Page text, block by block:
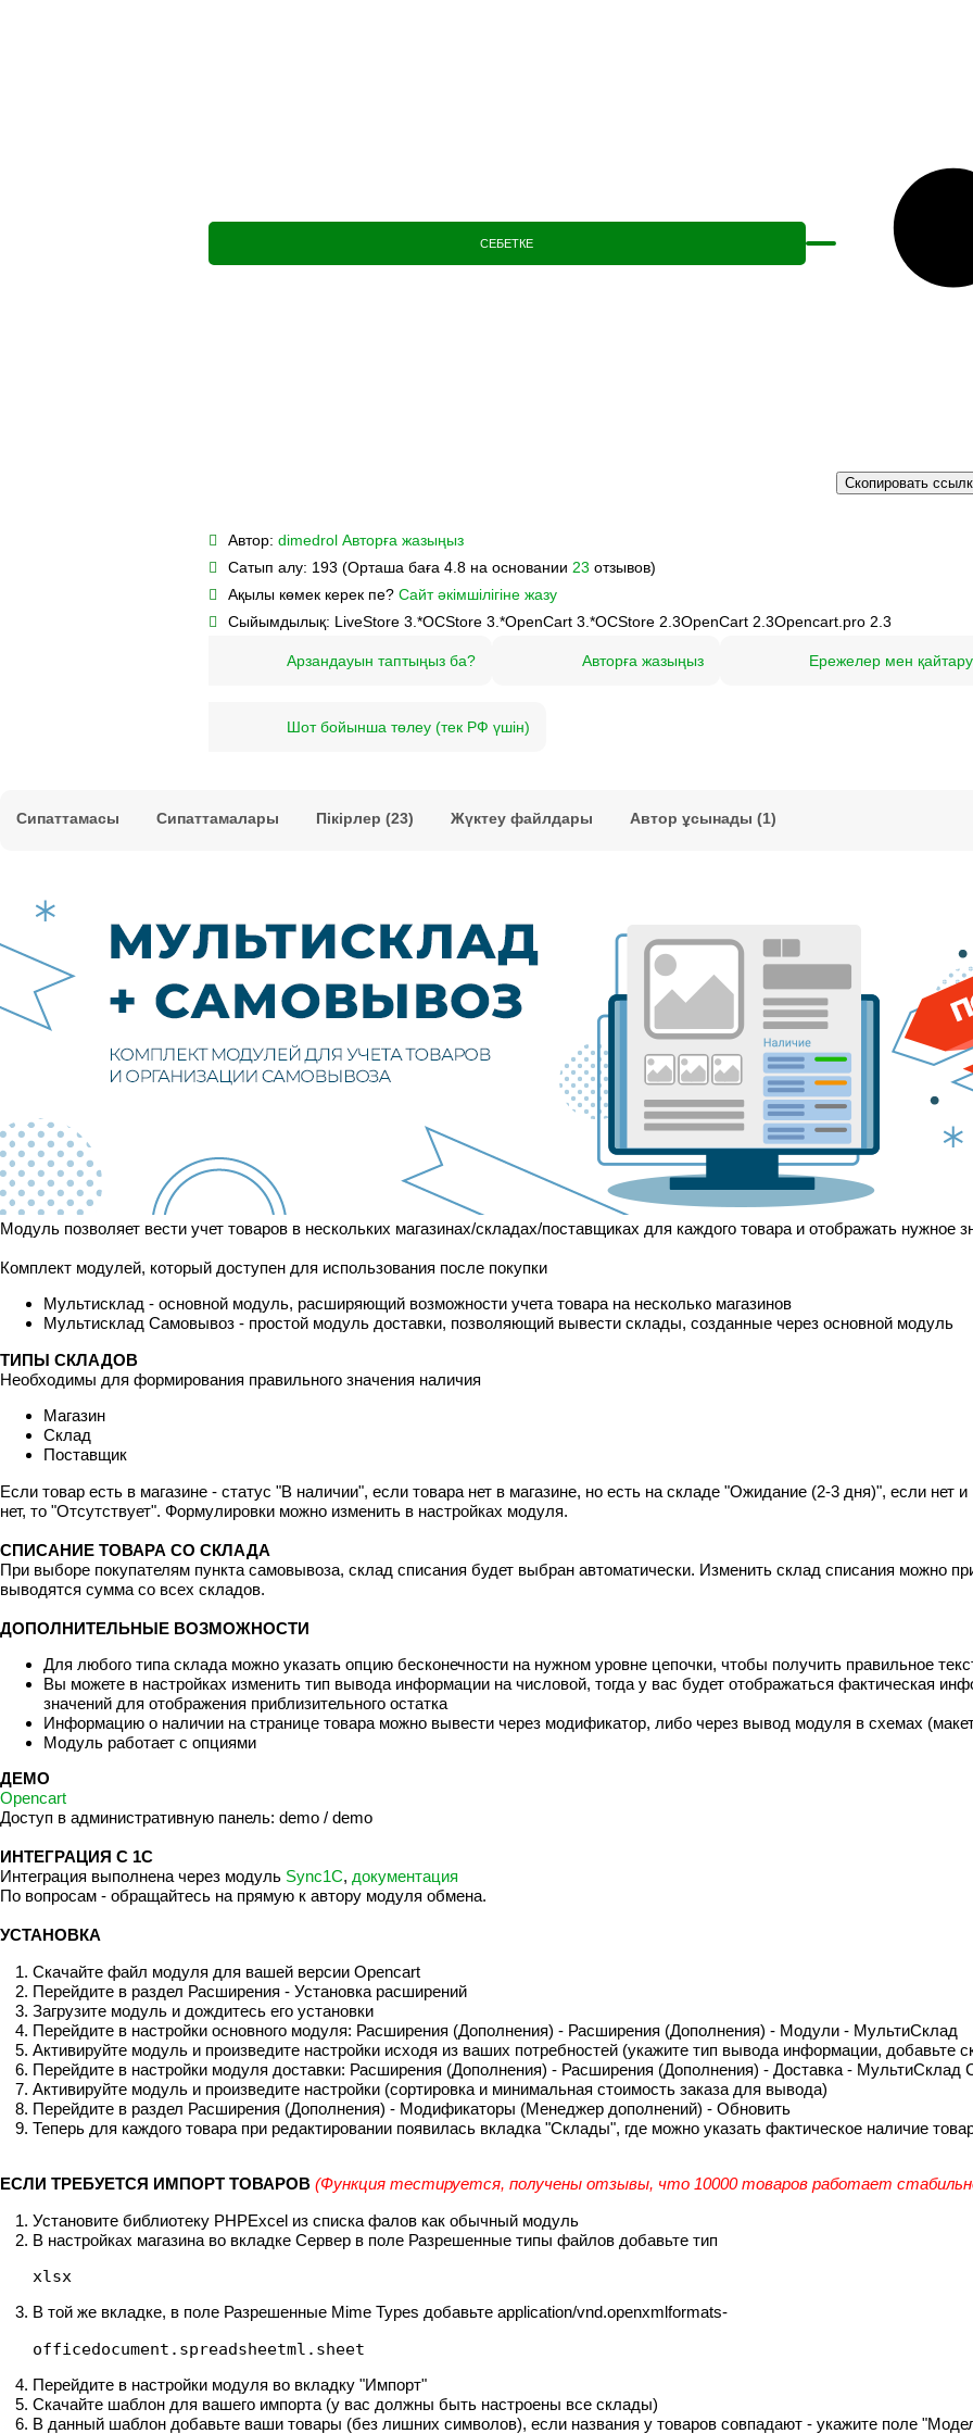
СЕБЕТКЕ
Скопировать
Автор: dimedrol Авторға жазыңыз
Сатып алу: 193 (Орташа баға 4.8 на основании 23 отзывов)
Ақылы көмек керек пе? Сайт әкімшілігіне жазу
Сыйымдылық: LiveStore 3.*OCStore 3.*OpenCart 3.*OCStore 2.3OpenCart 2.3Opencart.pro 2.3
Арзандауын таптыңыз ба? Авторға жазыңыз Ережелер мен
Шот бойынша төлеу (тек РФ үшін)
Сипаттамасы Сипаттамалары Пікірлер (23) Жүктеу файлдары Автор ұсынады (1)
Модуль позволяет вести учет товаров в нескольких магазинах/складах/поставщиках для каждого товара и отображать нужное
Комплект модулей, который доступен для использования после покупки
Мультисклад - основной модуль, расширяющий возможности учета товара на несколько магазинов
Мультисклад Самовывоз - простой модуль доставки, позволяющий вывести склады, созданные через основной модуль
ТИПЫ СКЛАДОВ
Необходимы для формирования правильного значения наличия
Магазин
Склад
Поставщик
Если товар есть в магазине - статус "В наличии", если товара нет в магазине, но есть на складе "Ожидание (2-3 дня)", если нет
нет, то "Отсутствует". Формулировки можно изменить в настройках модуля.
СПИСАНИЕ ТОВАРА СО СКЛАДА
При выборе покупателям пункта самовывоза, склад списания будет выбран автоматически. Изменить склад списания можно
выводятся сумма со всех складов.
ДОПОЛНИТЕЛЬНЫЕ ВОЗМОЖНОСТИ
Для любого типа склада можно указать опцию бесконечности на нужном уровне цепочки, чтобы получить правильное
Вы можете в настройках изменить тип вывода информации на числовой, тогда у вас будет отображаться фактическая
значений для отображения приблизительного остатка
Информацию о наличии на странице товара можно вывести через модификатор, либо через вывод модуля в схемах
Модуль работает с опциями
ДЕМО
Opencart
Доступ в административную панель: demo / demo
ИНТЕГРАЦИЯ С 1C
Интеграция выполнена через модуль Sync1C, документация
По вопросам - обращайтесь на прямую к автору модуля обмена.
УСТАНОВКА
Скачайте файл модуля для вашей версии Opencart
Перейдите в раздел Расширения - Установка расширений
Загрузите модуль и дождитесь его установки
Перейдите в настройки основного модуля: Расширения (Дополнения) - Расширения (Дополнения) - Модули - МультиСклад
Активируйте модуль и произведите настройки исходя из ваших потребностей (укажите тип вывода информации, добавьте
Перейдите в настройки модуля доставки: Расширения (Дополнения) - Расширения (Дополнения) - Доставка - МультиСклад
Активируйте модуль и произведите настройки (сортировка и минимальная стоимость заказа для вывода)
Перейдите в раздел Расширения (Дополнения) - Модификаторы (Менеджер дополнений) - Обновить
Теперь для каждого товара при редактировании появилась вкладка "Склады", где можно указать фактическое наличие
ЕСЛИ ТРЕБУЕТСЯ ИМПОРТ ТОВАРОВ (Функция тестируется, получены отзывы, что 10000 товаров работает
Установите библиотеку PHPExcel из списка фалов как обычный модуль
В настройках магазина во вкладке Сервер в поле Разрешенные типы файлов добавьте тип
xlsx
В той же вкладке, в поле Разрешенные Mime Types добавьте application/vnd.openxmlformats-
officedocument.spreadsheetml.sheet
Перейдите в настройки модуля во вкладку "Импорт"
Скачайте шаблон для вашего импорта (у вас должны быть настроены все склады)
В данный шаблон добавьте ваши товары (без лишних символов), если названия у товаров совпадают - укажите поле